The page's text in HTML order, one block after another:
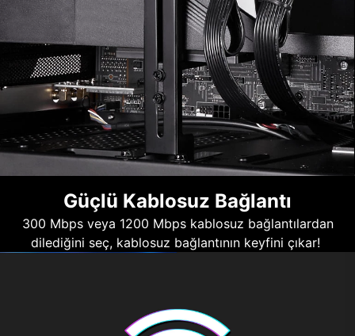
Güçlü Kablosuz Bağlantı
300 Mbps veya 1200 Mbps kablosuz bağlantılardan
dilediğini seç, kablosuz bağlantının keyfini çıkar!